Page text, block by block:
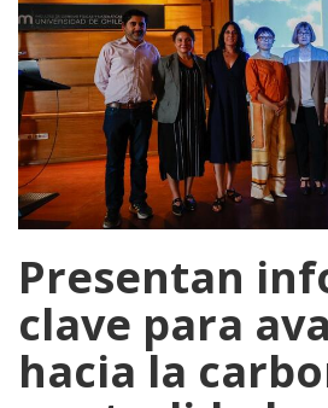
Presentan
clave para
hacia la